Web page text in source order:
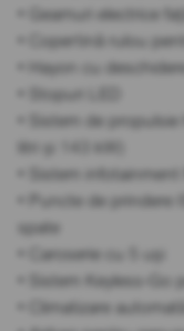
• Geamuri electrice
• Copertină rulou
• Hayon cu
• Stopuri LED
• Sistem de
litri și 143 kW)
• Sistem
• Puncte de
spate
• Caroserie cu 5 uși
• Sistem Keyless-
• Climatizare